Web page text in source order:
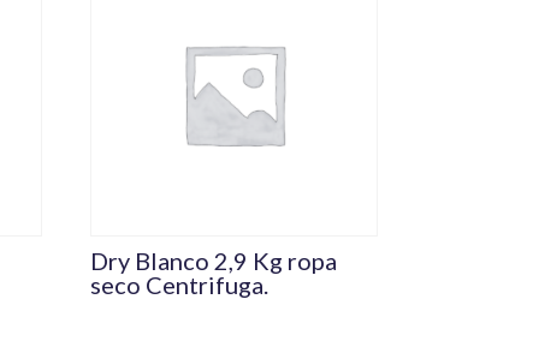
Dry Blanco 2,9 Kg ropa
seco Centrifuga.